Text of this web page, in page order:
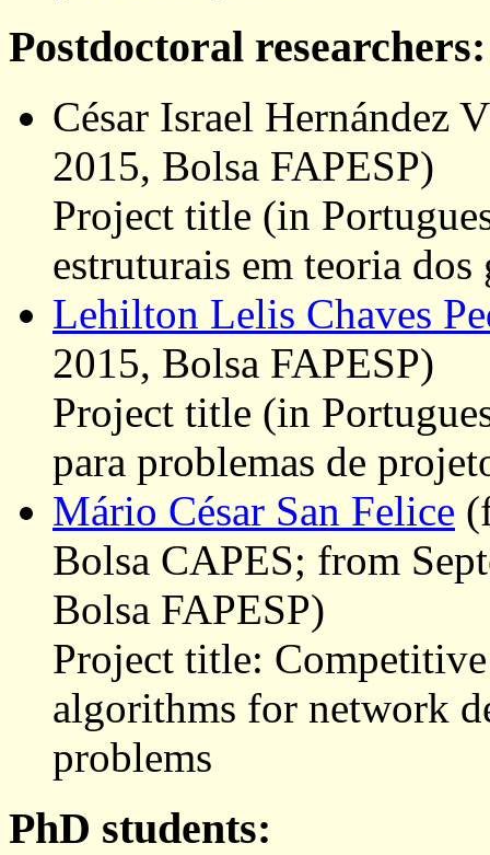
Postdoctoral researchers:
César Israel Hernández
2015, Bolsa FAPESP)
Project title (in
estruturais em teoria dos
Lehilton Lelis Chaves
2015, Bolsa FAPESP)
Project title (in
para problemas de
Mário César San Felice
Bolsa CAPES; from
Bolsa FAPESP)
Project title:
algorithms for network
problems
PhD students: